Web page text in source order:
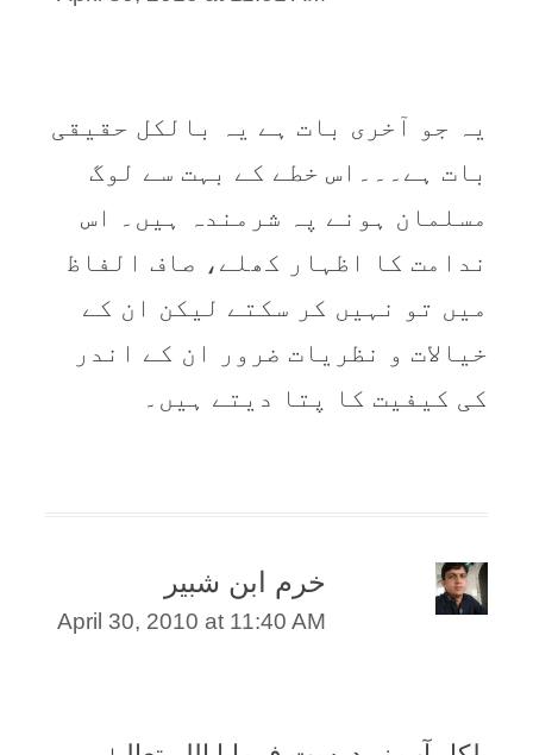
یہ جو آخری بات ہے یہ بالکل حقیقی
بات ہے۔۔۔اس خطے کے بہت سے لوگ
مسلمان ہونے پہ شرمندہ ہیں۔ اس
ندامت کا اظہار کھلے، صاف الفاظ
میں تو نہیں کر سکتے لیکن ان کے
خیالات و نظریات ضرور ان کے اندر
کی کیفیت کا پتا دیتے ہیں۔
خرم ابن شبیر
April 30, 2010 at 11:40 AM